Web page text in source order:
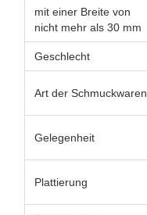
mit einer Breite von
nicht mehr als 30 mm
Geschlecht
Art der Schmuckwaren
Gelegenheit
Plattierung